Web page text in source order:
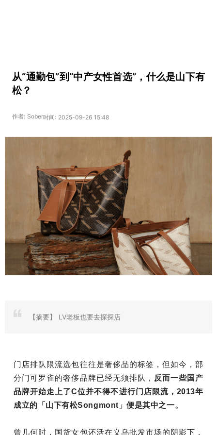
从“通勤包”到“中产女性首选”，什么是山下有
松？
作者: Sober时间: 2025-09-26 15:48
【摘要】 LV老板也要去探探店
门店排队限流选包往往是奢侈品的标签，但如今，部
分门可罗雀的奢侈品牌已经无须排队， 反而一些国产
品牌开始走上了C位并不得不进行门店限流，2013年
成立的「山下有松Songmont」便是其中之一。
曾几何时，国货女包还活在义乌批发市场的阴影下，